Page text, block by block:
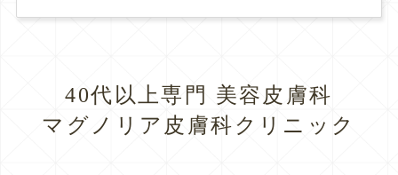
40代以上専門 美容皮膚科
マグノリア皮膚科クリニック